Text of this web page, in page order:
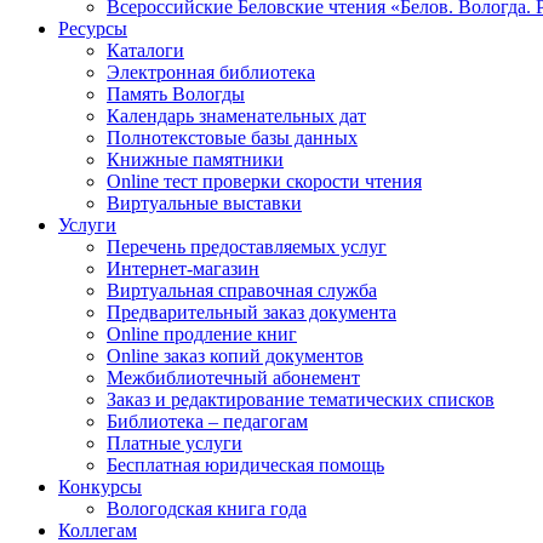
Всероссийские Беловские чтения «Белов. Вологда.
Ресурсы
Каталоги
Электронная библиотека
Память Вологды
Календарь знаменательных дат
Полнотекстовые базы данных
Книжные памятники
Online тест проверки скорости чтения
Виртуальные выставки
Услуги
Перечень предоставляемых услуг
Интернет-магазин
Виртуальная справочная служба
Предварительный заказ документа
Online продление книг
Online заказ копий документов
Межбиблиотечный абонемент
Заказ и редактирование тематических списков
Библиотека – педагогам
Платные услуги
Бесплатная юридическая помощь
Конкурсы
Вологодская книга года
Коллегам